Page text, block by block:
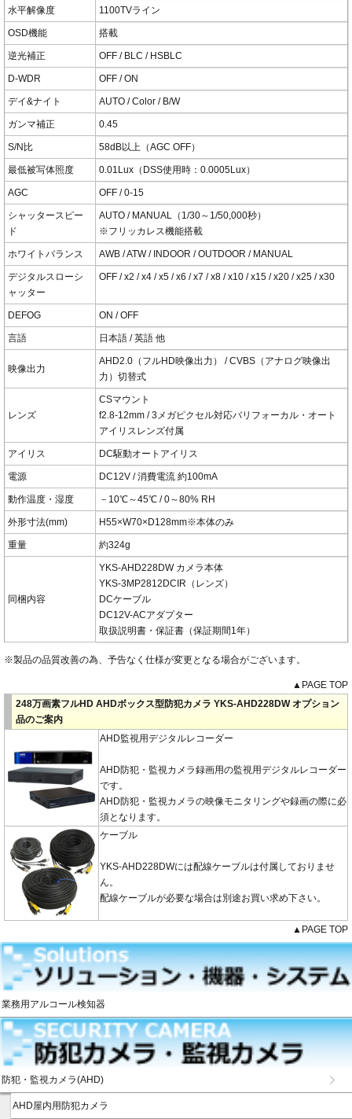
水平解像度 1100TVライン
OSD機能 搭載
逆光補正 OFF / BLC / HSBLC
D-WDR OFF / ON
デイ&ナイト AUTO / Color / B/W
ガンマ補正 0.45
S/N比 58dB以上（AGC OFF）
最低被写体照度 0.01Lux（DSS使用時：0.0005Lux）
AGC OFF / 0-15
シャッタースピー
ド
AUTO / MANUAL（1/30～1/50,000秒）
※フリッカレス機能搭載
ホワイトバランス AWB / ATW / INDOOR / OUTDOOR / MANUAL
デジタルスローシ
ャッター
OFF / x2 / x4 / x5 / x6 / x7 / x8 / x10 / x15 / x20 / x25 / x30
DEFOG ON / OFF
言語 日本語 / 英語 他
映像出力
AHD2.0（フルHD映像出力） / CVBS（アナログ映像出
力）切替式
レンズ
CSマウント
f2.8-12mm / 3メガピクセル対応バリフォーカル・オート
アイリスレンズ付属
アイリス DC駆動オートアイリス
電源 DC12V / 消費電流 約100mA
動作温度・湿度 －10℃～45℃ / 0～80% RH
外形寸法(mm) H55×W70×D128mm※本体のみ
重量 約324g
同梱内容
YKS-AHD228DW カメラ本体
YKS-3MP2812DCIR（レンズ）
DCケーブル
DC12V-ACアダプター
取扱説明書・保証書（保証期間1年）
※製品の品質改善の為、予告なく仕様が変更となる場合がございます。
▲PAGE TOP
248万画素フルHD AHDボックス型防犯カメラ YKS-AHD228DW オプション
品のご案内
AHD監視用デジタルレコーダー
AHD防犯・監視カメラ録画用の監視用デジタルレコーダー
です。
AHD防犯・監視カメラの映像モニタリングや録画の際に必
須となります。
ケーブル
YKS-AHD228DWには配線ケーブルは付属しておりませ
ん。
配線ケーブルが必要な場合は別途お買い求め下さい。
▲PAGE TOP
業務用アルコール検知器
防犯・監視カメラ(AHD)
AHD屋内用防犯カメラ